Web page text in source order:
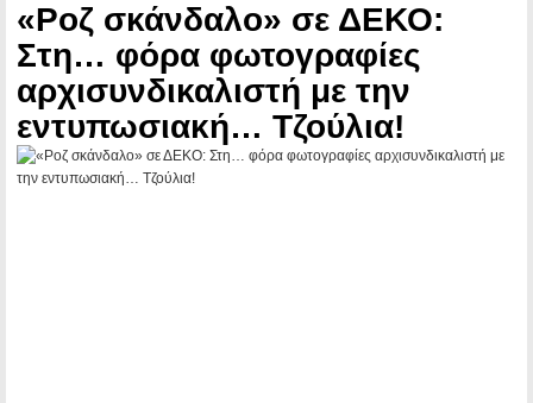
«Ροζ σκάνδαλο» σε ΔΕΚΟ:
Στη… φόρα φωτογραφίες
αρχισυνδικαλιστή με την
εντυπωσιακή… Τζούλια!